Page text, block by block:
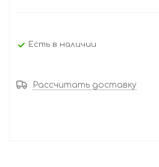
Есть в наличии
Рассчитать доставку